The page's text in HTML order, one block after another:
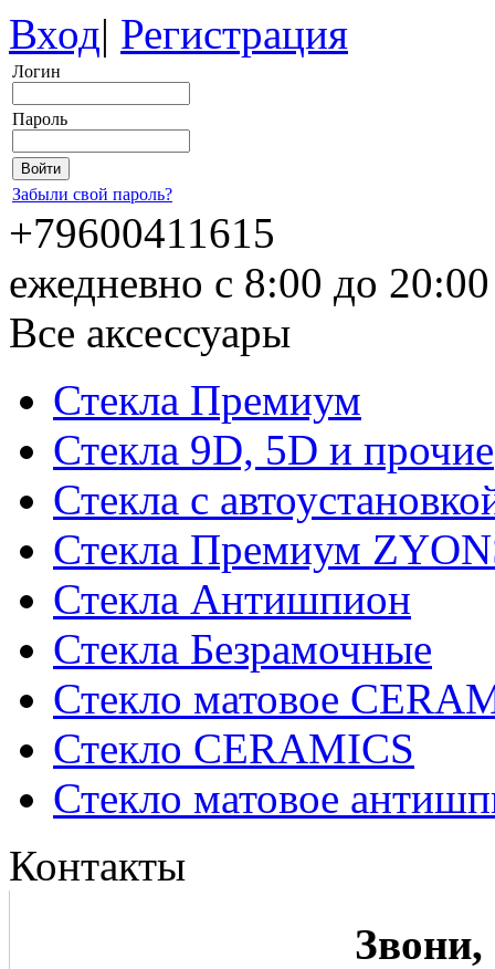
Вход| Регистрация
Логин
Пароль
Забыли свой пароль?
+79600411615
ежедневно с 8:00 до
Все аксессуары
Стекла Премиум
Стекла 9D, 5D и прочие
Стекла с
Стекла Премиум
Стекла Антишпион
Стекла Безрамочные
Стекло матовое
Стекло CERAMICS
Стекло матовое
Контакты